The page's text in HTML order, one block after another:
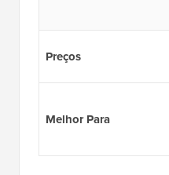
Preços
Melhor Para